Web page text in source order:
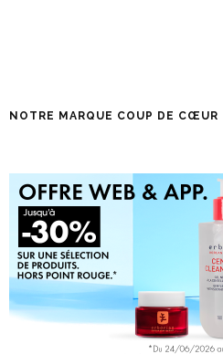
NOTRE MARQUE COUP DE CŒUR